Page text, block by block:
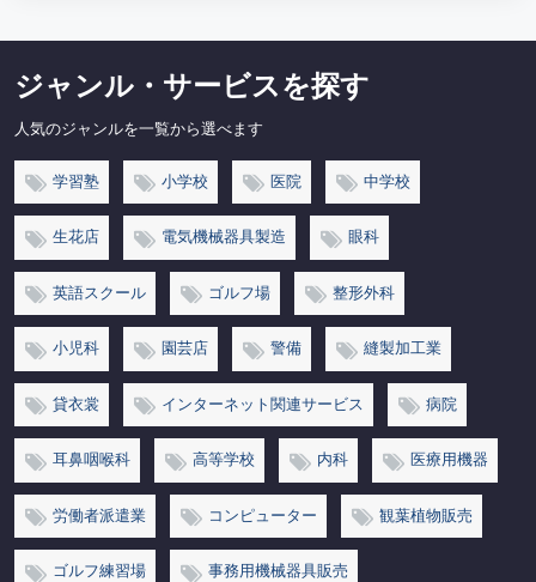
ジャンル・サービスを探す
人気のジャンルを一覧から選べます
学習塾 小学校 医院 中学校
生花店 電気機械器具製造 眼科
英語スクール ゴルフ場 整形外科
小児科 園芸店 警備 縫製加工業
貸衣裳 インターネット関連サービス 病院
耳鼻咽喉科 高等学校 内科 医療用機器
労働者派遣業 コンピューター 観葉植物販売
ゴルフ練習場 事務用機械器具販売